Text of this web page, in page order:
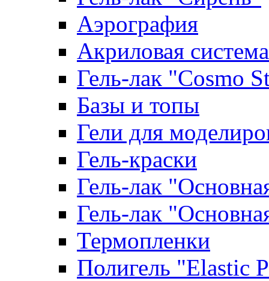
Аэрография
Акриловая система
Гель-лак "Cosmo
Базы и топы
Гели для
Гель-краски
Гель-лак
Гель-лак
Термопленки
Полигель "Elastic